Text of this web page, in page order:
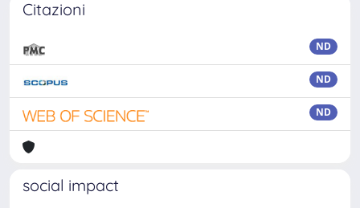
Citazioni
ND
ND
ND
social impact